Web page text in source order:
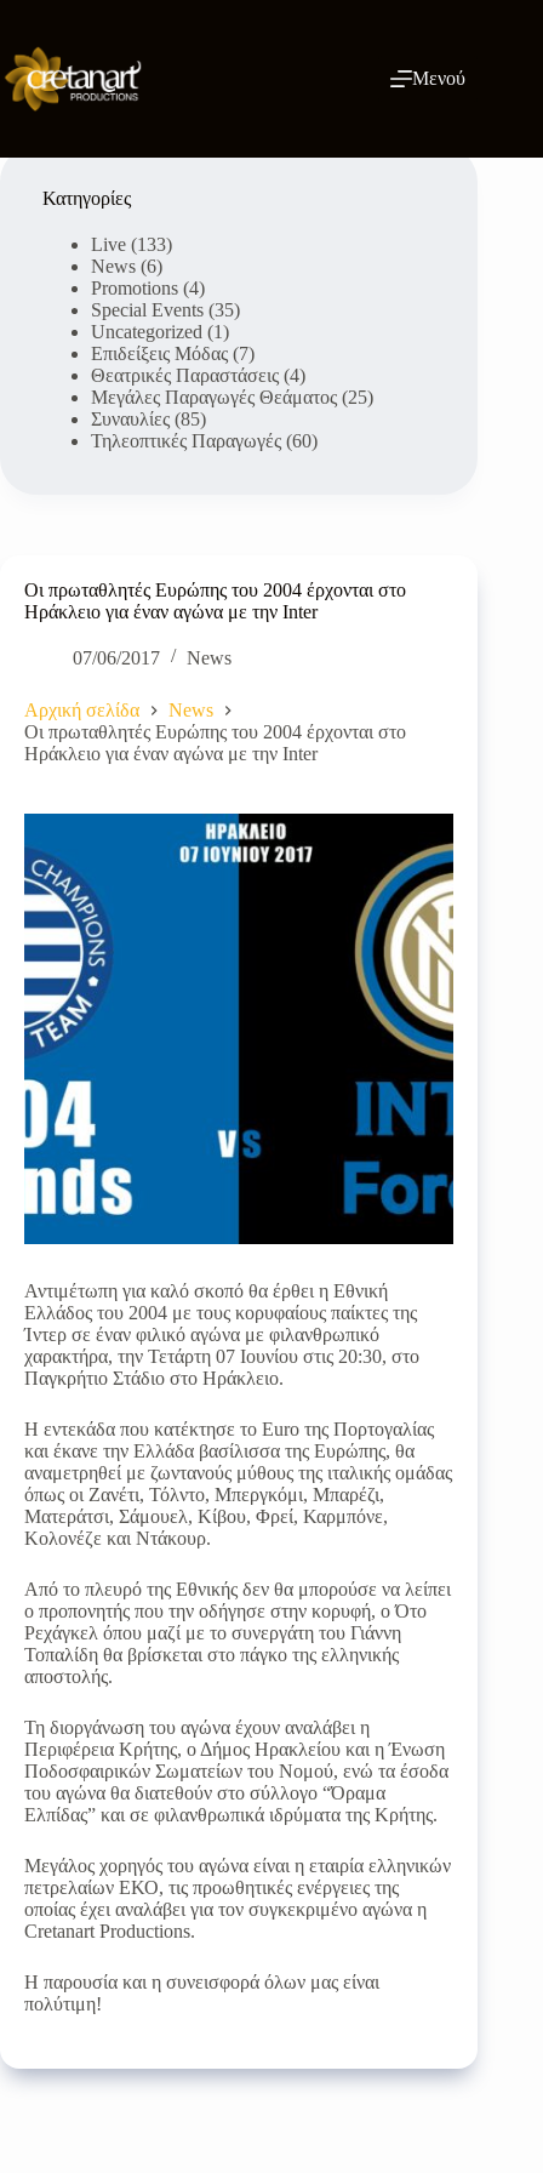
περιεχόμενο
Μενού
Οι πρωταθλητές Ευρώπης του 2004 έρχονται στο
Ηράκλειο για έναν αγώνα με την Inter
07/06/2017 News
Αρχική σελίδα
News
Οι πρωταθλητές Ευρώπης του 2004 έρχονται στο
Ηράκλειο για έναν αγώνα με την Inter
Αντιμέτωπη για καλό σκοπό θα έρθει η Εθνική
Ελλάδος του 2004 με τους κορυφαίους παίκτες της
Ίντερ σε έναν φιλικό αγώνα με φιλανθρωπικό
χαρακτήρα, την Τετάρτη 07 Ιουνίου στις 20:30, στο
Παγκρήτιο Στάδιο στο Ηράκλειο.
Η εντεκάδα που κατέκτησε το Euro της Πορτογαλίας
και έκανε την Ελλάδα βασίλισσα της Ευρώπης, θα
αναμετρηθεί με ζωντανούς μύθους της ιταλικής ομάδας
όπως οι Ζανέτι, Τόλντο, Μπεργκόμι, Μπαρέζι,
Ματεράτσι, Σάμουελ, Κίβου, Φρεί, Καρμπόνε,
Κολονέζε και Ντάκουρ.
Από το πλευρό της Εθνικής δεν θα μπορούσε να λείπει
ο προπονητής που την οδήγησε στην κορυφή, ο Ότο
Ρεχάγκελ όπου μαζί με το συνεργάτη του Γιάννη
Τοπαλίδη θα βρίσκεται στο πάγκο της ελληνικής
αποστολής.
Τη διοργάνωση του αγώνα έχουν αναλάβει η
Περιφέρεια Κρήτης, ο Δήμος Ηρακλείου και η Ένωση
Ποδοσφαιρικών Σωματείων του Νομού, ενώ τα έσοδα
του αγώνα θα διατεθούν στο σύλλογο “Όραμα
Ελπίδας” και σε φιλανθρωπικά ιδρύματα της Κρήτης.
Μεγάλος χορηγός του αγώνα είναι η εταιρία ελληνικών
πετρελαίων ΕΚΟ, τις προωθητικές ενέργειες της
οποίας έχει αναλάβει για τον συγκεκριμένο αγώνα η
Cretanart Productions.
Η παρουσία και η συνεισφορά όλων μας είναι
πολύτιμη!
Κατηγορίες
Live (133)
News (6)
Promotions (4)
Special Events (35)
Uncategorized (1)
Επιδείξεις Μόδας (7)
Θεατρικές Παραστάσεις (4)
Μεγάλες Παραγωγές Θεάματος (25)
Συναυλίες (85)
Τηλεοπτικές Παραγωγές (60)